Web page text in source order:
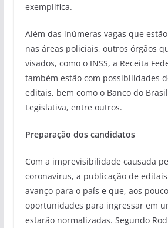
exemplifica.
Além das inúmeras vagas que
nas áreas policiais, outros órgãos
visados, como o INSS, a Receita
também estão com possibilidades
editais, bem como o Banco do
Legislativa, entre outros.
Preparação dos candidatos
Com a imprevisibilidade causada
coronavírus, a publicação de
avanço para o país e que, aos
oportunidades para ingressar em
estarão normalizadas. Segundo